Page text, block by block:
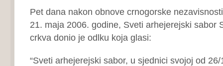
Pet dana nakon obnove crnogorske
21. maja 2006. godine, Sveti arhejerejski sabor
crkva donio je odlku koja glasi:
“Sveti arhejerejski sabor, u sjednici svojoj od